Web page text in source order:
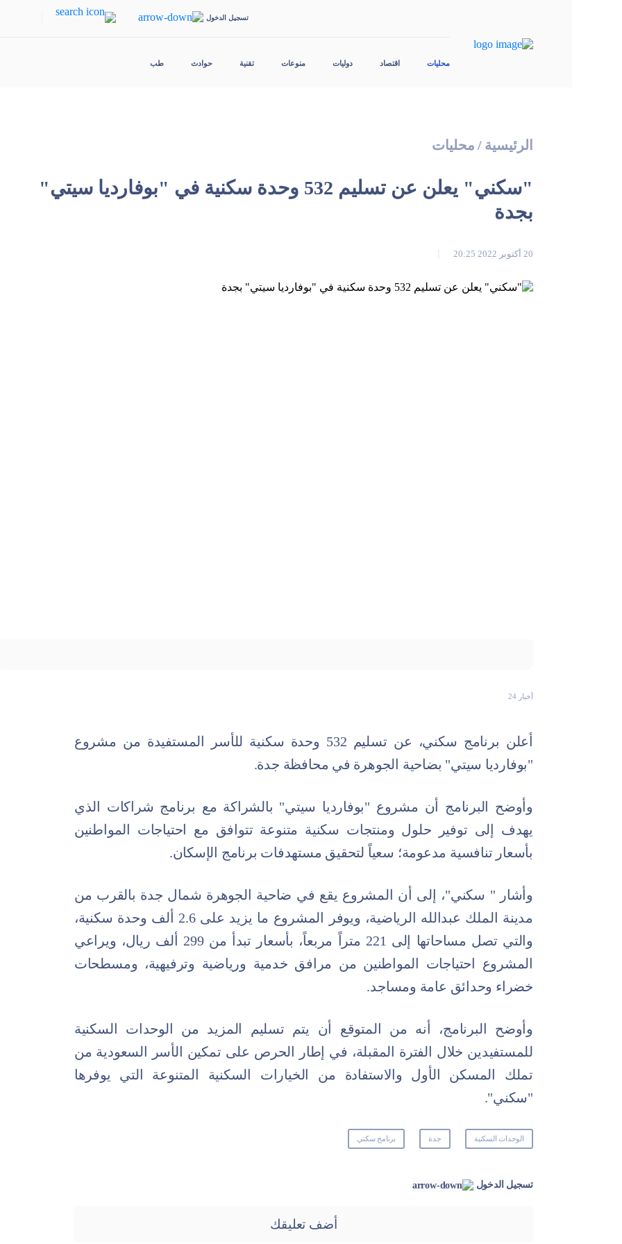
تسجيل الدخول
محليات اقتصاد دوليات منوعات تقنية حوادث طب
الرئيسية / محليات
"سكني" يعلن عن تسليم 532 وحدة سكنية في "بوفارديا سيتي"
بجدة
20 أكتوبر 2022 20:25
أخبار 24
أعلن برنامج سكني، عن تسليم 532 وحدة سكنية للأسر المستفيدة من مشروع
"بوفارديا سيتي" بضاحية الجوهرة في محافظة جدة.
وأوضح البرنامج أن مشروع "بوفارديا سيتي" بالشراكة مع برنامج شراكات الذي
يهدف إلى توفير حلول ومنتجات سكنية متنوعة تتوافق مع احتياجات المواطنين
بأسعار تنافسية مدعومة؛ سعياً لتحقيق مستهدفات برنامج الإسكان.
وأشار " سكني"، إلى أن المشروع يقع في ضاحية الجوهرة شمال جدة بالقرب من
مدينة الملك عبدالله الرياضية، ويوفر المشروع ما يزيد على 2.6 ألف وحدة سكنية،
والتي تصل مساحاتها إلى 221 متراً مربعاً، بأسعار تبدأ من 299 ألف ريال، ويراعي
المشروع احتياجات المواطنين من مرافق خدمية ورياضية وترفيهية، ومسطحات
خضراء وحدائق عامة ومساجد.
وأوضح البرنامج، أنه من المتوقع أن يتم تسليم المزيد من الوحدات السكنية
للمستفيدين خلال الفترة المقبلة، في إطار الحرص على تمكين الأسر السعودية من
تملك المسكن الأول والاستفادة من الخيارات السكنية المتنوعة التي يوفرها
"سكني".
الوحدات السكنية جدة برنامج سكني
تسجيل الدخول
أضف تعليقك